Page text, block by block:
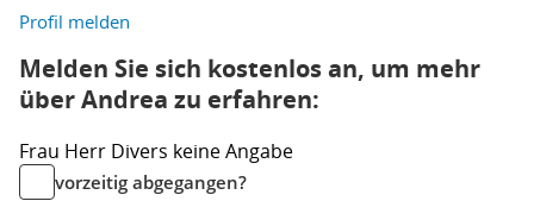
Profil melden
Melden Sie sich kostenlos an, um mehr
über Andrea zu erfahren:
Frau Herr Divers keine Angabe
vorzeitig abgegangen?